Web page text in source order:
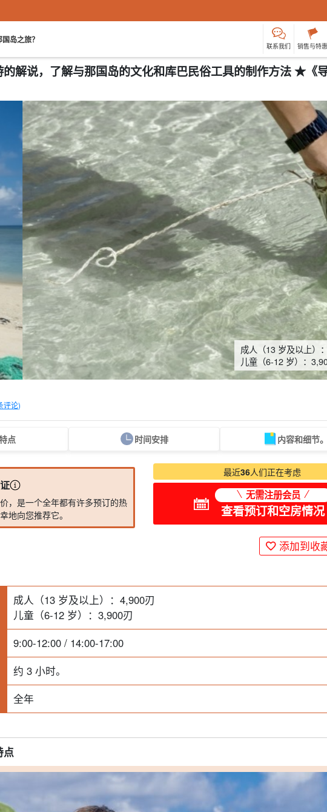
岛之旅？
联系我们 销售与特惠
解说，了解与那国岛的文化和库巴民俗工具的制作方法 ★《
成人（13 岁及以上）：
儿童（6-12 岁）：
观光 酒店住宿计划
评论)
点 时间安排 内容和细节。
最近36人们正在考虑
无需注册会员
查看预订和空房情况
添加到收
，是一个全年都有许多预订的热
地向您推荐它。
成人（13 岁及以上）： 4,900刃
儿童（6-12 岁）： 3,900刃
9:00-12:00 / 14:00-17:00
约 3 小时。
全年
点